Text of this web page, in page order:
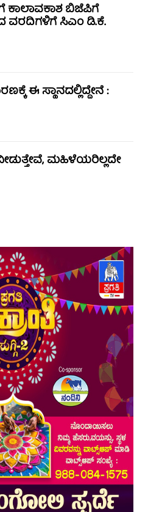
ಕಾಲಾವಕಾಶ ಬಿಜೆಪಿಗೆ
ವರದಿಗಳಿಗೆ ಸಿಎಂ ಡಿ.ಕೆ.
ಈ ಸ್ಥಾನದಲ್ಲಿದ್ದೇನೆ :
ಮಹಿಳೆಯರಿಲ್ಲದೇ